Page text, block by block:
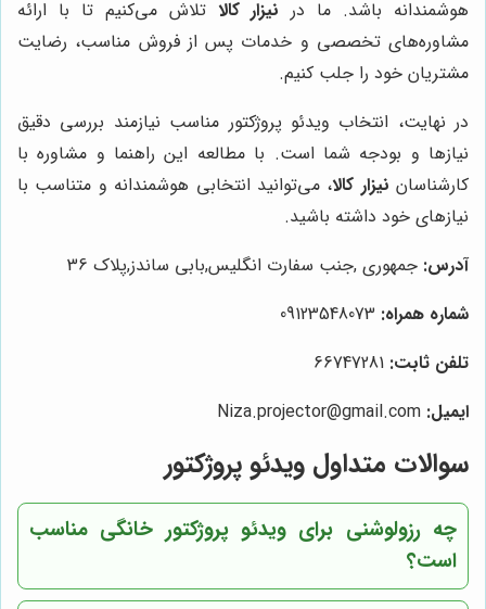
هوشمندانه باشد. ما در نیزار کالا تلاش می‌کنیم تا با ارائه
مشاوره‌های تخصصی و خدمات پس از فروش مناسب، رضایت
مشتریان خود را جلب کنیم.
در نهایت، انتخاب ویدئو پروژکتور مناسب نیازمند بررسی دقیق
نیازها و بودجه شما است. با مطالعه این راهنما و مشاوره با
کارشناسان نیزار کالا، می‌توانید انتخابی هوشمندانه و متناسب با
نیازهای خود داشته باشید.
آدرس: جمهوری ,جنب سفارت انگلیس,بابی ساندز,پلاک 36
شماره همراه:
تلفن ثابت:
ایمیل:
سوالات متداول ویدئو پروژکتور
چه رزولوشنی برای ویدئو پروژکتور خانگی مناسب
است؟